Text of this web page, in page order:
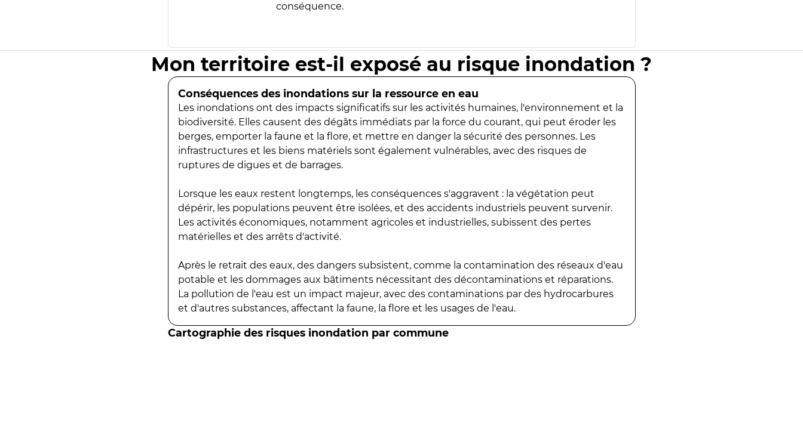
conséquence.
Mon territoire est-il exposé au risque inondation ?
Conséquences des inondations sur la ressource en eau
Les inondations ont des impacts significatifs sur les activités humaines, l'environnement et la
biodiversité. Elles causent des dégâts immédiats par la force du courant, qui peut éroder les
berges, emporter la faune et la flore, et mettre en danger la sécurité des personnes. Les
infrastructures et les biens matériels sont également vulnérables, avec des risques de
ruptures de digues et de barrages.
Lorsque les eaux restent longtemps, les conséquences s'aggravent : la végétation peut
dépérir, les populations peuvent être isolées, et des accidents industriels peuvent survenir.
Les activités économiques, notamment agricoles et industrielles, subissent des pertes
matérielles et des arrêts d'activité.
Après le retrait des eaux, des dangers subsistent, comme la contamination des réseaux d'eau
potable et les dommages aux bâtiments nécessitant des décontaminations et réparations.
La pollution de l'eau est un impact majeur, avec des contaminations par des hydrocarbures
et d'autres substances, affectant la faune, la flore et les usages de l'eau.
Cartographie des risques inondation par commune